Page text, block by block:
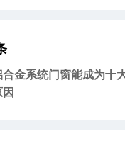
金系统门窗能成为十